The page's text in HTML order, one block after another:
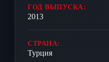
ГОД ВЫПУСКА:
2013
СТРАНА:
Турция